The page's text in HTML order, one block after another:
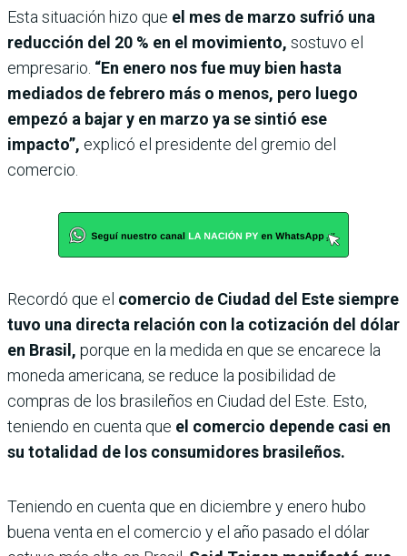
Esta situación hizo que el mes de marzo sufrió una
reducción del 20 % en el movimiento, sostuvo el
empresario. “En enero nos fue muy bien hasta
mediados de febrero más o menos, pero luego
empezó a bajar y en marzo ya se sintió ese
impacto”, explicó el presidente del gremio del
comercio.
Recordó que el comercio de Ciudad del Este siempre
tuvo una directa relación con la cotización del dólar
en Brasil, porque en la medida en que se encarece la
moneda americana, se reduce la posibilidad de
compras de los brasileños en Ciudad del Este. Esto,
teniendo en cuenta que el comercio depende casi en
su totalidad de los consumidores brasileños.
Teniendo en cuenta que en diciembre y enero hubo
buena venta en el comercio y el año pasado el dólar